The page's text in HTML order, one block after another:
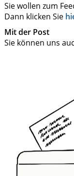
Sie wollen zum
Dann klicken Sie
Mit der Post
Sie können uns